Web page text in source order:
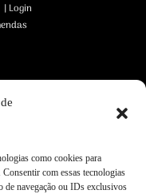
como cookies para
com essas tecnologias
de navegação ou IDs exclusivos
Login
Reclamações